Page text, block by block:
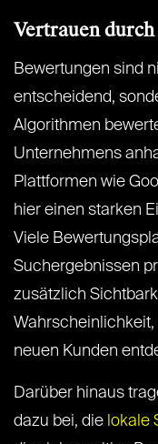
Vertrauen
Bewertungen sind
entscheidend,
Algorithmen
Unternehmens
Plattformen wie
hier einen starken
Viele
Suchergebnissen
zusätzlich
neuen Kunden
Darüber hinaus
dazu bei, die lokale